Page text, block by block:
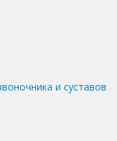
и суставов